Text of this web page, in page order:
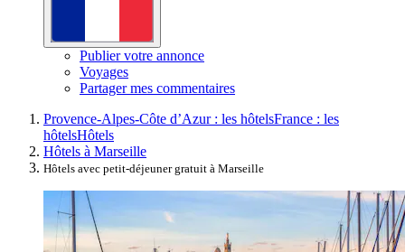
Publier votre annonce
Voyages
Partager mes commentaires
Provence-Alpes-Côte d’Azur : les hôtelsFrance : les
hôtelsHôtels
Hôtels à Marseille
Hôtels avec petit-déjeuner gratuit à Marseille